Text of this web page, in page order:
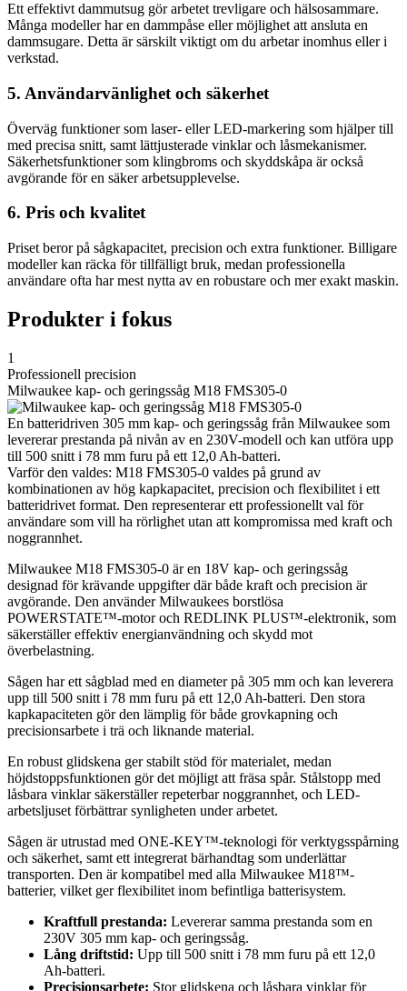
Ett effektivt dammutsug gör arbetet trevligare och hälsosammare.
Många modeller har en dammpåse eller möjlighet att ansluta en
dammsugare. Detta är särskilt viktigt om du arbetar inomhus eller i
verkstad.
5. Användarvänlighet och säkerhet
Överväg funktioner som laser- eller LED-markering som hjälper till
med precisa snitt, samt lättjusterade vinklar och låsmekanismer.
Säkerhetsfunktioner som klingbroms och skyddskåpa är också
avgörande för en säker arbetsupplevelse.
6. Pris och kvalitet
Priset beror på sågkapacitet, precision och extra funktioner. Billigare
modeller kan räcka för tillfälligt bruk, medan professionella
användare ofta har mest nytta av en robustare och mer exakt maskin.
Produkter i fokus
1
Professionell precision
Milwaukee kap- och geringssåg M18 FMS305-0
En batteridriven 305 mm kap- och geringssåg från Milwaukee som
levererar prestanda på nivån av en 230V-modell och kan utföra upp
till 500 snitt i 78 mm furu på ett 12,0 Ah-batteri.
Varför den valdes: M18 FMS305-0 valdes på grund av
kombinationen av hög kapkapacitet, precision och flexibilitet i ett
batteridrivet format. Den representerar ett professionellt val för
användare som vill ha rörlighet utan att kompromissa med kraft och
noggrannhet.
Milwaukee M18 FMS305-0 är en 18V kap- och geringssåg
designad för krävande uppgifter där både kraft och precision är
avgörande. Den använder Milwaukees borstlösa
POWERSTATE™-motor och REDLINK PLUS™-elektronik, som
säkerställer effektiv energianvändning och skydd mot
överbelastning.
Sågen har ett sågblad med en diameter på 305 mm och kan leverera
upp till 500 snitt i 78 mm furu på ett 12,0 Ah-batteri. Den stora
kapkapaciteten gör den lämplig för både grovkapning och
precisionsarbete i trä och liknande material.
En robust glidskena ger stabilt stöd för materialet, medan
höjdstoppsfunktionen gör det möjligt att fräsa spår. Stålstopp med
låsbara vinklar säkerställer repeterbar noggrannhet, och LED-
arbetsljuset förbättrar synligheten under arbetet.
Sågen är utrustad med ONE-KEY™-teknologi för verktygsspårning
och säkerhet, samt ett integrerat bärhandtag som underlättar
transporten. Den är kompatibel med alla Milwaukee M18™-
batterier, vilket ger flexibilitet inom befintliga batterisystem.
Kraftfull prestanda: Levererar samma prestanda som en
230V 305 mm kap- och geringssåg.
Lång driftstid: Upp till 500 snitt i 78 mm furu på ett 12,0
Ah-batteri.
Precisionsarbete: Stor glidskena och låsbara vinklar för